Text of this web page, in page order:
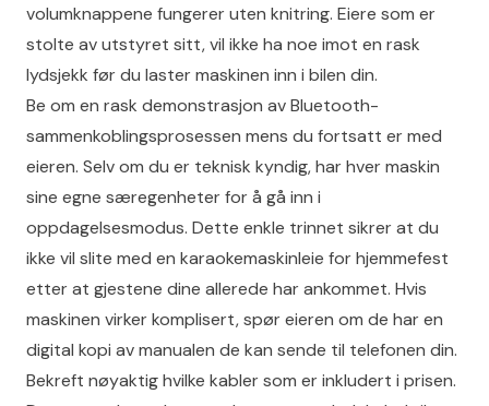
volumknappene fungerer uten knitring. Eiere som er
stolte av utstyret sitt, vil ikke ha noe imot en rask
lydsjekk før du laster maskinen inn i bilen din.
Be om en rask demonstrasjon av Bluetooth-
sammenkoblingsprosessen mens du fortsatt er med
eieren. Selv om du er teknisk kyndig, har hver maskin
sine egne særegenheter for å gå inn i
oppdagelsesmodus. Dette enkle trinnet sikrer at du
ikke vil slite med en karaokemaskinleie for hjemmefest
etter at gjestene dine allerede har ankommet. Hvis
maskinen virker komplisert, spør eieren om de har en
digital kopi av manualen de kan sende til telefonen din.
Bekreft nøyaktig hvilke kabler som er inkludert i prisen.